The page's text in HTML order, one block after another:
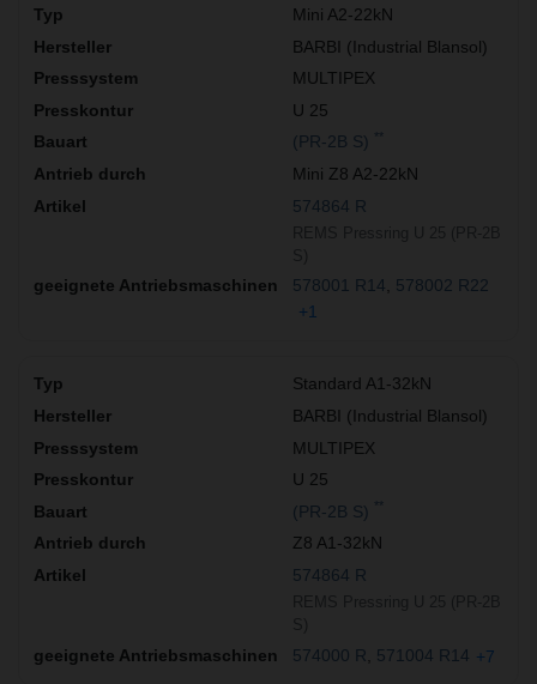
Mini A2-22kN
BARBI (Industrial Blansol)
MULTIPEX
U 25
(PR-2B S)
Mini Z8 A2-22kN
574864 R
578001 R14
578002 R22
+1
Standard A1-32kN
BARBI (Industrial Blansol)
MULTIPEX
U 25
(PR-2B S)
Z8 A1-32kN
574864 R
574000 R 571004 R14 +7